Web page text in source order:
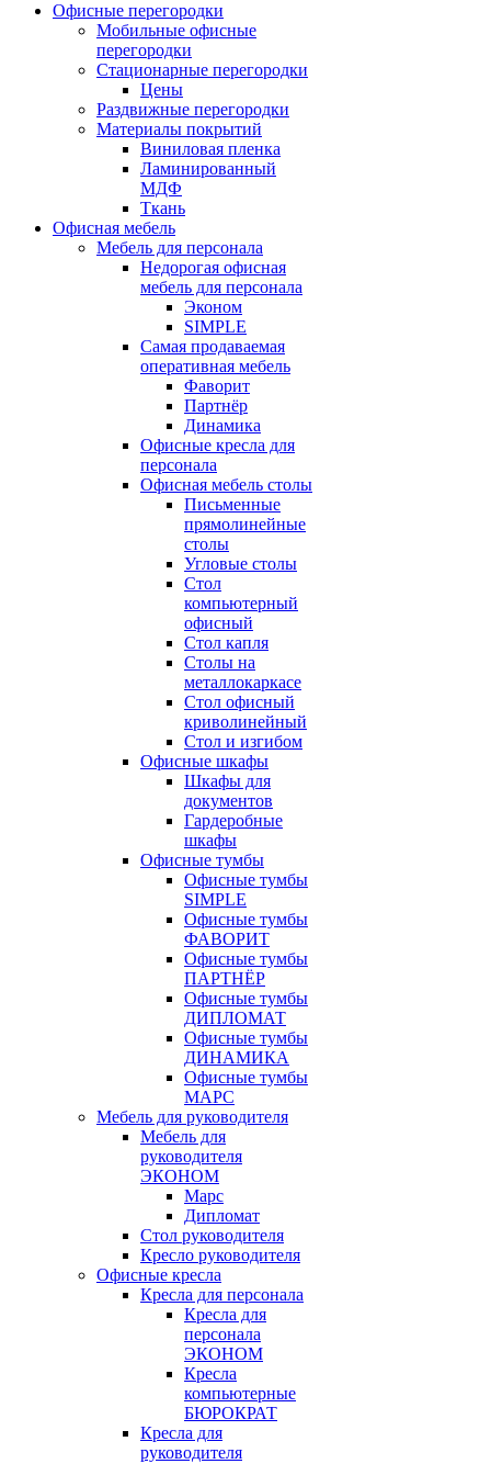
Офисные перегородки
Мобильные офисные
перегородки
Стационарные перегородки
Цены
Раздвижные перегородки
Материалы покрытий
Виниловая пленка
Ламинированный
МДФ
Ткань
Офисная мебель
Мебель для персонала
Недорогая офисная
мебель для персонала
Эконом
SIMPLE
Самая продаваемая
оперативная мебель
Фаворит
Партнёр
Динамика
Офисные кресла для
персонала
Офисная мебель столы
Письменные
прямолинейные
столы
Угловые столы
Стол
компьютерный
офисный
Стол капля
Столы на
металлокаркасе
Стол офисный
криволинейный
Стол и изгибом
Офисные шкафы
Шкафы для
документов
Гардеробные
шкафы
Офисные тумбы
Офисные тумбы
SIMPLE
Офисные тумбы
ФАВОРИТ
Офисные тумбы
ПАРТНЁР
Офисные тумбы
ДИПЛОМАТ
Офисные тумбы
ДИНАМИКА
Офисные тумбы
МАРС
Мебель для руководителя
Мебель для
руководителя
ЭКОНОМ
Марс
Дипломат
Стол руководителя
Кресло руководителя
Офисные кресла
Кресла для персонала
Кресла для
персонала
ЭКОНОМ
Кресла
компьютерные
БЮРОКРАТ
Кресла для
руководителя